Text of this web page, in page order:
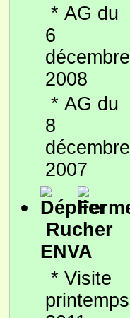
* AG du
6
décembre
2008
* AG du
8
décembre
2007
Rucher
ENVA
* Visite
printemps